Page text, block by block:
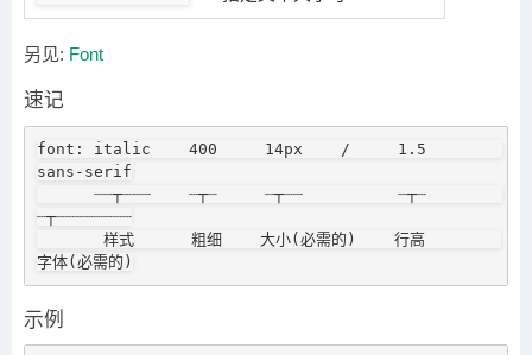
另见: Font
速记
font: italic    400     14px    /     1.5
sans-serif
┈┬┈┈┈┈┈┈┈┈
字体(必需的)
示例